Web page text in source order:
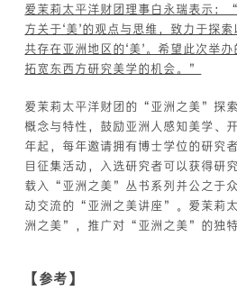
爱茉莉太平洋财团理事白永瑞表示：
方关于‘美’的观点与思维，致力于探
共存在亚洲地区的‘美’。希望此次举
拓宽东西方研究美学的机会。”
爱茉莉太平洋财团的“亚洲之美”探
概念与特性，鼓励亚洲人感知美学、
年起，每年邀请拥有博士学位的研
目征集活动，入选研究者可以获得研
载入“亚洲之美”丛书系列并公之于
动交流的“亚洲之美讲座”。爱茉莉
洲之美”，推广对“亚洲之美”的独特
【参考】